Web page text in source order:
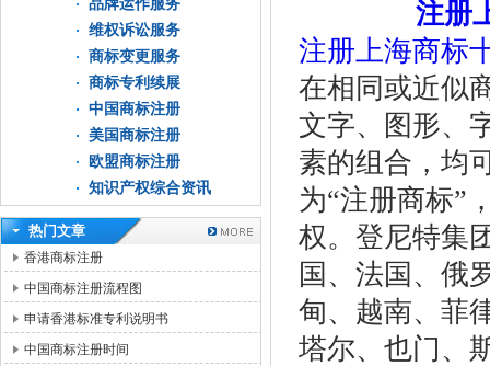
品牌运作服务
维权诉讼服务
商标变更服务
商标专利续展
中国商标注册
美国商标注册
欧盟商标注册
知识产权综合资讯
热门文章
香港商标注册
中国商标注册流程图
申请香港标准专利说明书
中国商标注册时间
注册
注册上海商标
在相同或近似
文字、图形、
素的组合，均
为“注册商标”
权。登尼特集
国、法国、俄
甸、越南、菲
塔尔、也门、